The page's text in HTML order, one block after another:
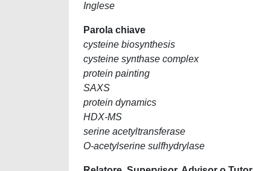
Inglese
Parola chiave
cysteine biosynthesis
cysteine synthase complex
protein painting
SAXS
protein dynamics
HDX-MS
serine acetyltransferase
O-acetylserine sulfhydrylase